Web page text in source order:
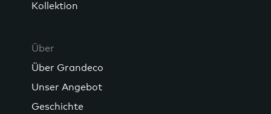
Kollektion
Über
Über Grandeco
Unser Angebot
Geschichte